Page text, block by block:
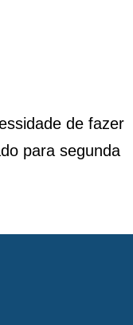
de fazer
para segunda